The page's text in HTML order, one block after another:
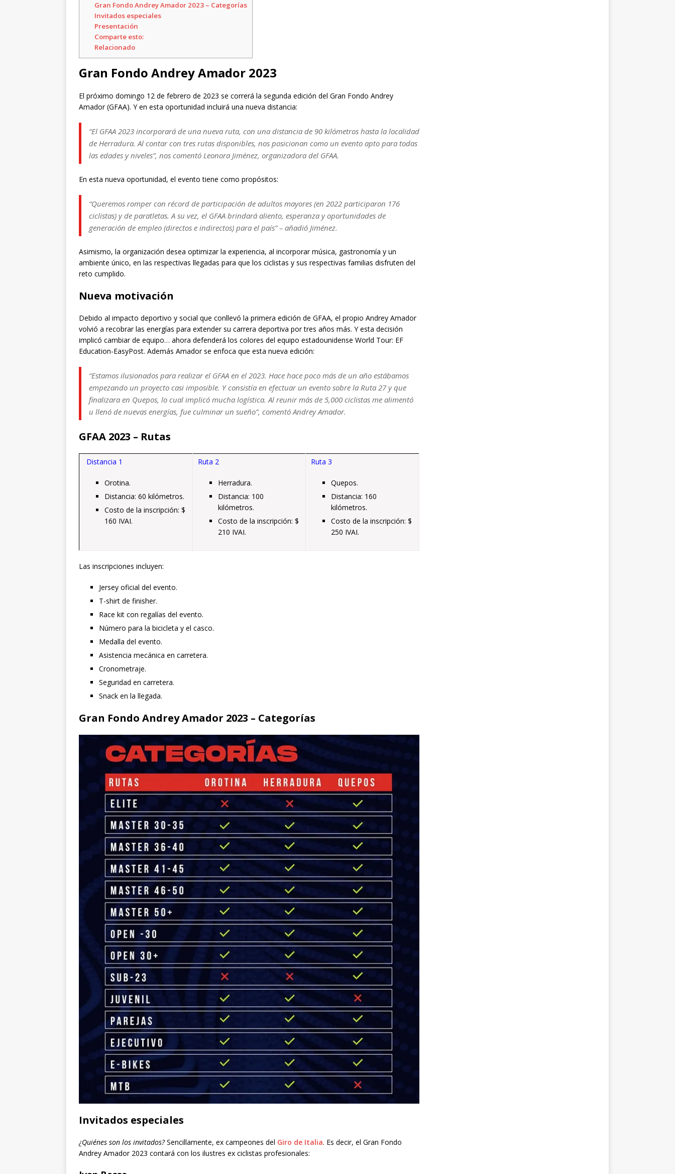
Gran Fondo Andrey Amador 2023 – Categorías
Invitados especiales
Presentación
Comparte esto:
Relacionado
Gran Fondo Andrey Amador 2023
El próximo domingo 12 de febrero de 2023 se correrá la segunda edición del Gran Fondo Andrey
Amador (GFAA). Y en esta oportunidad incluirá una nueva distancia:
“El GFAA 2023 incorporará de una nueva ruta, con una distancia de 90 kilómetros hasta la localidad
de Herradura. Al contar con tres rutas disponibles, nos posicionan como un evento apto para todas
las edades y niveles”, nos comentó Leonora Jiménez, organizadora del GFAA.
En esta nueva oportunidad, el evento tiene como propósitos:
“Queremos romper con récord de participación de adultos mayores (en 2022 participaron 176
ciclistas) y de paratletas. A su vez, el GFAA brindará aliento, esperanza y oportunidades de
generación de empleo (directos e indirectos) para el país” – añadió Jiménez.
Asimismo, la organización desea optimizar la experiencia, al incorporar música, gastronomía y un
ambiente único, en las respectivas llegadas para que los ciclistas y sus respectivas familias disfruten del
reto cumplido.
Nueva motivación
Debido al impacto deportivo y social que conllevó la primera edición de GFAA, el propio Andrey Amador
volvió a recobrar las energías para extender su carrera deportiva por tres años más. Y esta decisión
implicó cambiar de equipo… ahora defenderá los colores del equipo estadounidense World Tour: EF
Education-EasyPost. Además Amador se enfoca que esta nueva edición:
“Estamos ilusionados para realizar el GFAA en el 2023. Hace hace poco más de un año estábamos
empezando un proyecto casi imposible. Y consistía en efectuar un evento sobre la Ruta 27 y que
finalizara en Quepos, lo cual implicó mucha logística. Al reunir más de 5,000 ciclistas me alimentó
u llenó de nuevas energías, fue culminar un sueño”, comentó Andrey Amador.
GFAA 2023 – Rutas
Distancia 1
Orotina.
Distancia: 60 kilómetros.
Costo de la inscripción: $
160 IVAI.
Ruta 2
Herradura.
Distancia: 100
kilómetros.
Costo de la inscripción: $
210 IVAI.
Ruta 3
Quepos.
Distancia: 160
kilómetros.
Costo de la inscripción: $
250 IVAI.
Las inscripciones incluyen:
Jersey oficial del evento.
T-shirt de finisher.
Race kit con regalías del evento.
Número para la bicicleta y el casco.
Medalla del evento.
Asistencia mecánica en carretera.
Cronometraje.
Seguridad en carretera.
Snack en la llegada.
Gran Fondo Andrey Amador 2023 – Categorías
Invitados especiales
¿Quiénes son los invitados?Sencillamente, ex campeones del Giro de Italia. Es decir, el Gran Fondo
Andrey Amador 2023 contará con los ilustres ex ciclistas profesionales: